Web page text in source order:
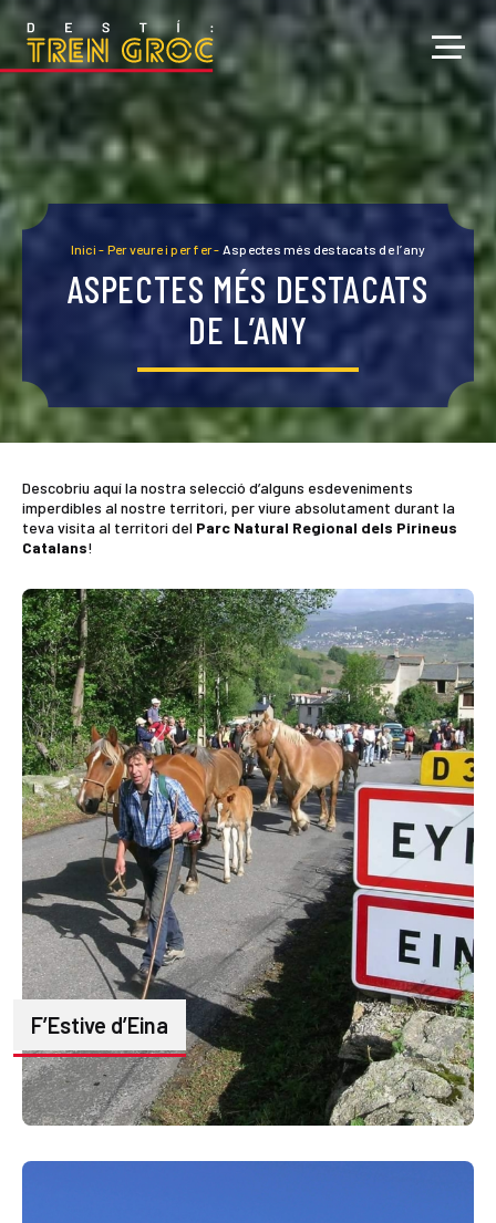
Inici - Per veure i per fer- Aspectes més destacats de l’any
ASPECTES MÉS DESTACATS
DE L’ANY
Descobriu aquí la nostra selecció d’alguns esdeveniments
imperdibles al nostre territori, per viure absolutament durant la
teva visita al territori del Parc Natural Regional dels Pirineus
Catalans!
F’Estive d’Eina